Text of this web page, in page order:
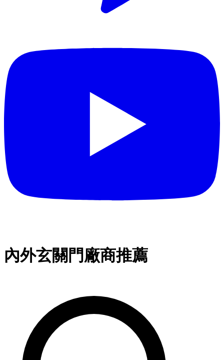
內外玄關門廠商推薦